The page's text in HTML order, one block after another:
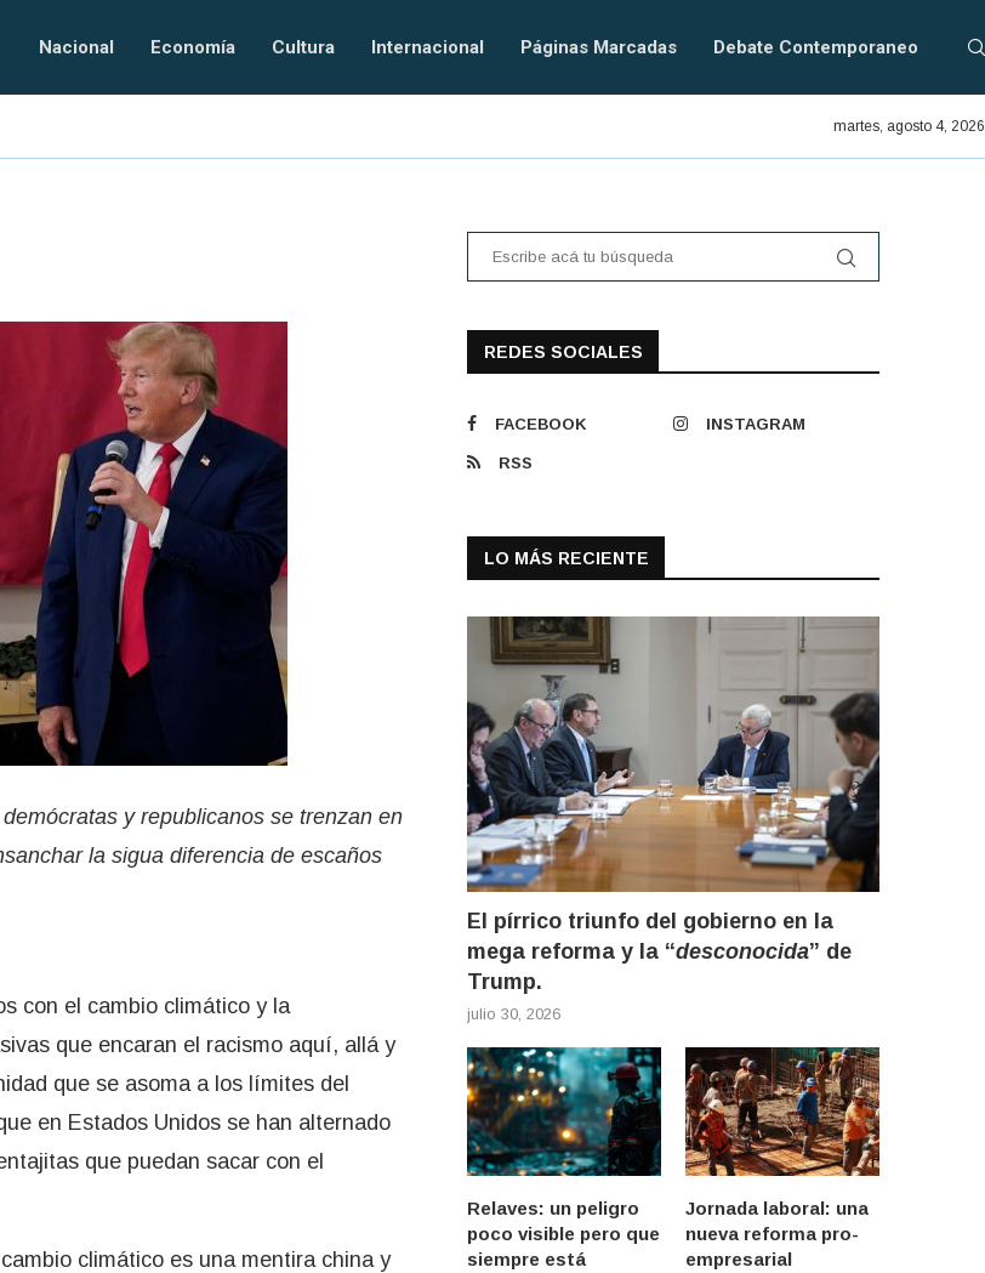
Nacional Economía Cultura Internacional Páginas Marcadas Debate Contemporaneo
En defensa del PRAIS.
martes, agosto 4, 2026
y republicanos se trenzan en
la sigua diferencia de escaños
con el cambio climático y la
que encaran el racismo aquí, allá y
que se asoma a los límites del
en Estados Unidos se han alternado
que puedan sacar con el
climático es una mentira china y
REDES SOCIALES
FACEBOOK INSTAGRAM
RSS
LO MÁS RECIENTE
El pírrico triunfo del gobierno en la
mega reforma y la “desconocida” de
Trump.
julio 30, 2026
Relaves: un peligro
poco visible pero que
siempre está
Jornada laboral: una
nueva reforma pro-
empresarial